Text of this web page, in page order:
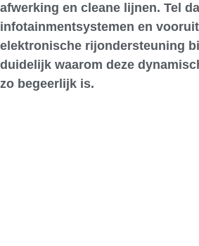
afwerking en cleane lijnen. Tel
infotainmentsystemen en
elektronische rijondersteuning
duidelijk waarom deze
zo begeerlijk is.